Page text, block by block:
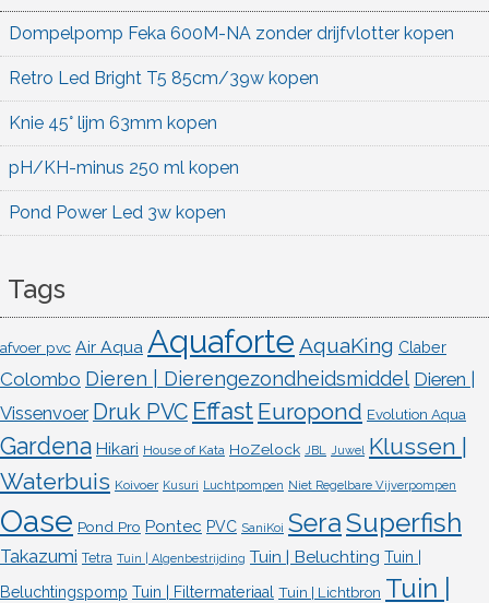
Dompelpomp Feka 600M-NA zonder drijfvlotter kopen
Retro Led Bright T5 85cm/39w kopen
Knie 45° lijm 63mm kopen
pH/KH-minus 250 ml kopen
Pond Power Led 3w kopen
Tags
afvoer pvc Air Aqua Aquaforte AquaKing Claber
Colombo Dieren | Dierengezondheidsmiddel Dieren |
Vissenvoer Druk PVC Effast Europond Evolution Aqua
Gardena Hikari House of Kata HoZelock JBL Juwel Klussen |
Waterbuis Koivoer Kusuri Luchtpompen Niet Regelbare Vijverpompen
Oase Pond Pro Pontec PVC SaniKoi SeraSuperfish
Takazumi Tetra Tuin | Algenbestrijding Tuin | Beluchting Tuin |
Beluchtingspomp Tuin | Filtermateriaal Tuin | Lichtbron Tuin |